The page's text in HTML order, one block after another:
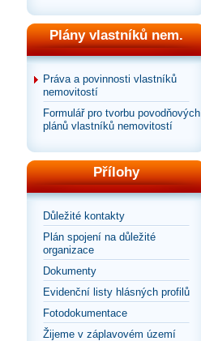
Plány vlastníků nem.
Práva a povinnosti vlastníků
nemovitostí
Formulář pro tvorbu povodňových
plánů vlastníků nemovitostí
Přílohy
Důležité kontakty
Plán spojení na důležité
organizace
Dokumenty
Evidenční listy hlásných profilů
Fotodokumentace
Žijeme v záplavovém území